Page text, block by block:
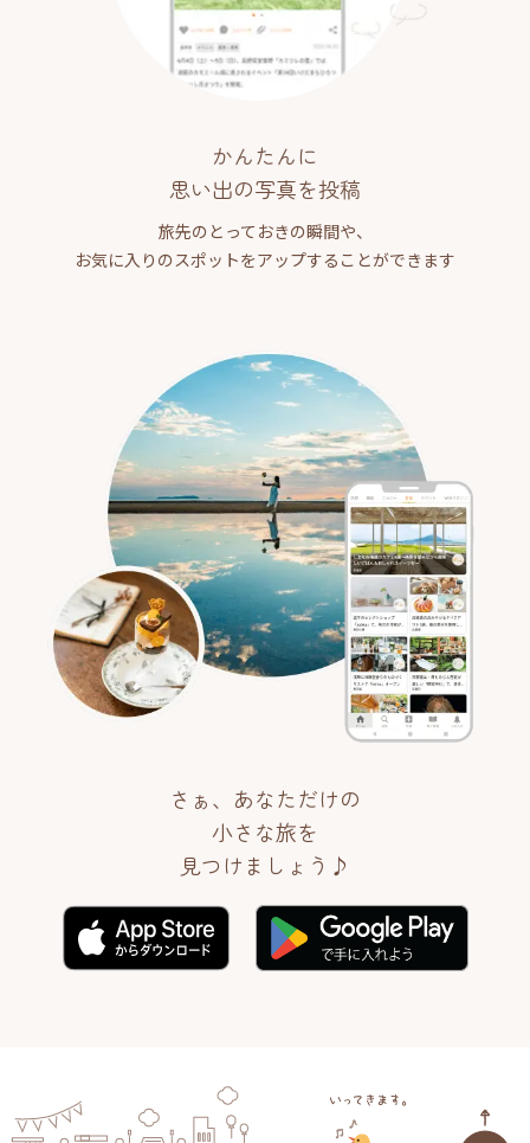
かんたんに
思い出の写真を投稿
旅先のとっておきの瞬間や、
お気に入りのスポットをアップすることができます
さぁ、あなただけの
小さな旅を
見つけましょう♪